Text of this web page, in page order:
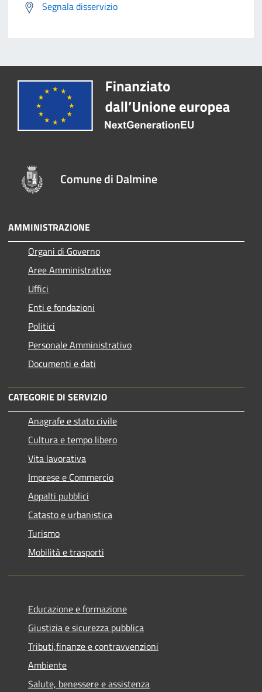
Segnala disservizio
Comune di Dalmine
AMMINISTRAZIONE
Organi di Governo
Aree Amministrative
Uffici
Enti e fondazioni
Politici
Personale Amministrativo
Documenti e dati
CATEGORIE DI SERVIZIO
Anagrafe e stato civile
Cultura e tempo libero
Vita lavorativa
Imprese e Commercio
Appalti pubblici
Catasto e urbanistica
Turismo
Mobilità e trasporti
Educazione e formazione
Giustizia e sicurezza pubblica
Tributi,finanze e contravvenzioni
Ambiente
Salute, benessere e assistenza